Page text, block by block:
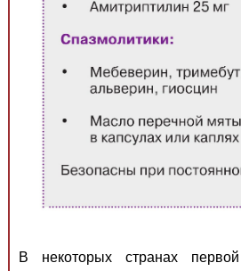
В некоторых странах